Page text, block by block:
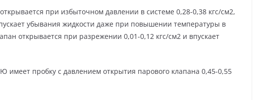
при избыточном давлении в системе 0,28-0,38 кгс/см2,
убывания жидкости даже при повышении температуры в
открывается при разрежении 0,01-0,12 кгс/см2 и впускает
имеет пробку с давлением открытия парового клапана 0,45-0,55